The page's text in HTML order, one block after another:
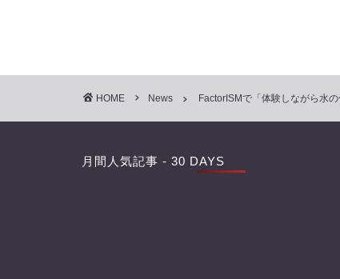
HOME News FactorISMで「体験しながら水
月間人気記事 - 30 DAYS